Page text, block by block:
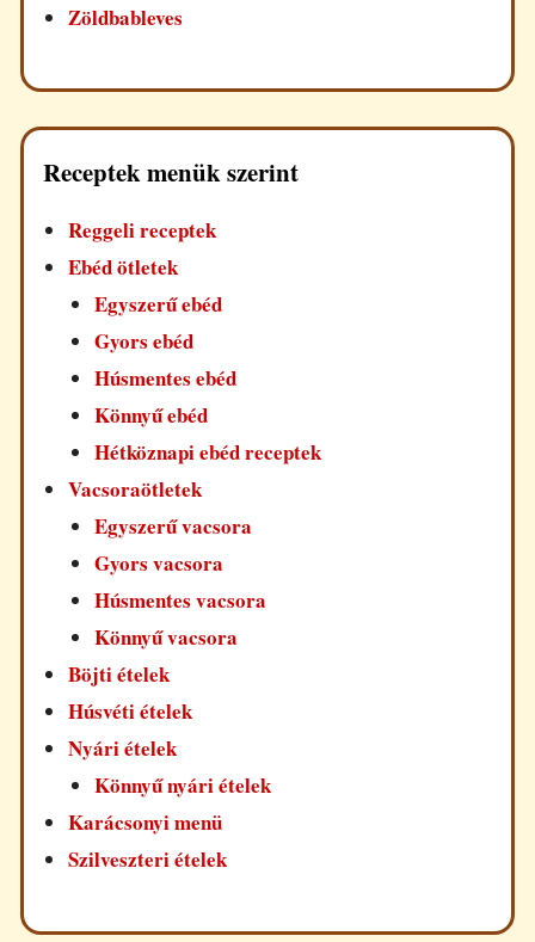
Zöldbableves
Receptek menük szerint
Reggeli receptek
Ebéd ötletek
Egyszerű ebéd
Gyors ebéd
Húsmentes ebéd
Könnyű ebéd
Hétköznapi ebéd receptek
Vacsoraötletek
Egyszerű vacsora
Gyors vacsora
Húsmentes vacsora
Könnyű vacsora
Böjti ételek
Húsvéti ételek
Nyári ételek
Könnyű nyári ételek
Karácsonyi menü
Szilveszteri ételek